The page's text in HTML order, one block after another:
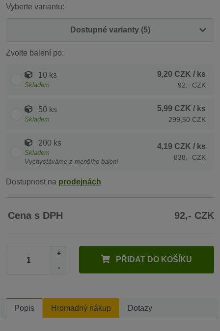
Vyberte variantu:
Dostupné varianty (5)
Zvolte balení po:
10 ks
Skladem
9,20 CZK / ks
92,- CZK
50 ks
Skladem
5,99 CZK / ks
299,50 CZK
200 ks
Skladem
Vychystáváme z menšího balení
4,19 CZK / ks
838,- CZK
Dostupnost na prodejnách
Cena s DPH 92,- CZK
+
-
PŘIDAT DO KOŠÍKU
Popis Hromadný nákup Dotazy